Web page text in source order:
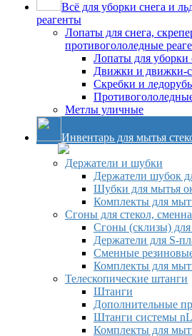
Всё для уборки снега и
реагенты
Лопаты для снега,
противогололедные
Лопаты для уборки
Движки и движки-
Скребки и
Метлы уличные
Инвентарь для мытья
Держатели и шубки
Держатели шубок
Шубки для мытья
Комплекты для
Сгоны для стекол,
Сгоны (склизы) для
Держатели для S-
Сменные
Комплекты для
Телескопические штанги
Штанги
Дополнительные
Штанги системы
Комплекты для